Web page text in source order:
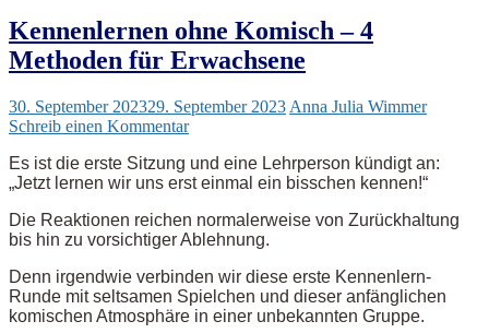
Kennenlernen ohne Komisch – 4
Methoden für Erwachsene
30. September 202329. September 2023 Anna Julia Wimmer
Schreib einen Kommentar
Es ist die erste Sitzung und eine Lehrperson kündigt an:
„Jetzt lernen wir uns erst einmal ein bisschen kennen!“
Die Reaktionen reichen normalerweise von Zurückhaltung
bis hin zu vorsichtiger Ablehnung.
Denn irgendwie verbinden wir diese erste Kennenlern-
Runde mit seltsamen Spielchen und dieser anfänglichen
komischen Atmosphäre in einer unbekannten Gruppe.